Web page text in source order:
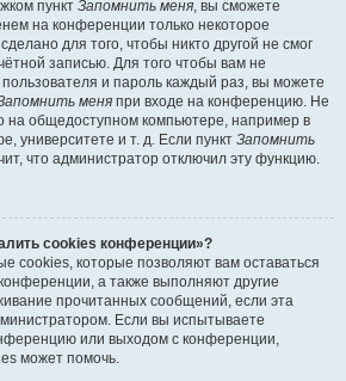
пункт Запомнить меня, вы сможете
на конференции только некоторое
для того, чтобы никто другой не смог
записью. Для того чтобы вам не
и пароль каждый раз, вы можете
меня при входе на конференцию. Не
на общедоступном компьютере, например в
университете и т. д. Если пункт Запомнить
что администратор отключил эту функцию.
cookies конференции»?
cookies, которые позволяют вам оставаться
а также выполняют другие
прочитанных сообщений, если эта
Если вы испытываете
или выходом с конференции,
может помочь.